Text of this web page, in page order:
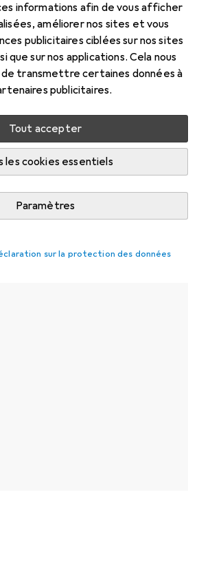
informations afin de vous afficher
améliorer nos sites et vous
publicitaires ciblées sur nos sites
que sur nos applications. Cela nous
transmettre certaines données à
publicitaires.
Tout accepter
les cookies essentiels
Paramètres
sur la protection des données
le moment
le produit sera disponible
Ajouter à la liste
partir de 39,– i
avec une meilleure